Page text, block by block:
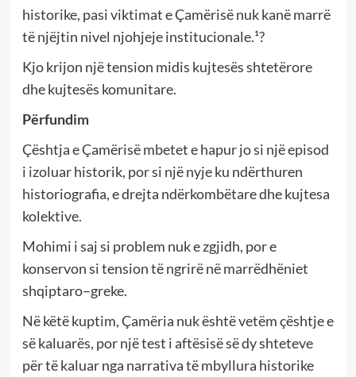
historike, pasi viktimat e Çamërisë nuk kanë marrë
të njëjtin nivel njohjeje institucionale.¹?
Kjo krijon një tension midis kujtesës shtetërore
dhe kujtesës komunitare.
Përfundim
Çështja e Çamërisë mbetet e hapur jo si një episod
i izoluar historik, por si një nyje ku ndërthuren
historiografia, e drejta ndërkombëtare dhe kujtesa
kolektive.
Mohimi i saj si problem nuk e zgjidh, por e
konservon si tension të ngrirë në marrëdhëniet
shqiptaro–greke.
Në këtë kuptim, Çamëria nuk është vetëm çështje e
së kaluarës, por një test i aftësisë së dy shteteve
për të kaluar nga narrativa të mbyllura historike